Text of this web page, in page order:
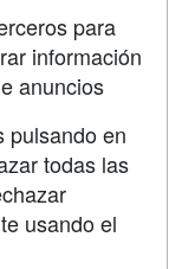
para
información
anuncios
pulsando en
todas las
usando el